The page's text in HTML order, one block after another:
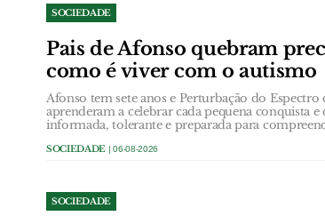
SOCIEDADE
Pais de Afonso quebram
como é viver com o autismo
Afonso tem sete anos e Perturbação do
aprenderam a celebrar cada pequena conquista
informada, tolerante e preparada para
SOCIEDADE | 06-08-2026
SOCIEDADE